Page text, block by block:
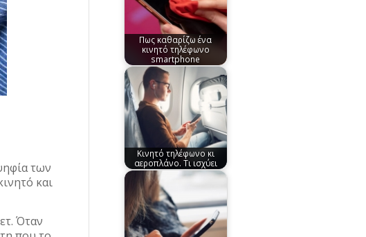
των
και
Όταν
Πως καθαρίζω ένα
κινητό τηλέφωνο
smartphone
Κινητό τηλέφωνο κι
αεροπλάνο. Τι ισχύει